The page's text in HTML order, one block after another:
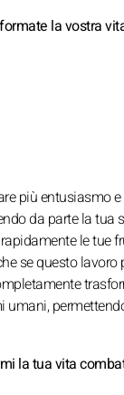
la vostra
più entusiasmo
da parte la tua
le tue
se questo
la tua vita